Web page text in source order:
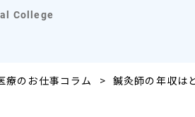
College
療のお仕事コラム > 鍼灸師の年収は